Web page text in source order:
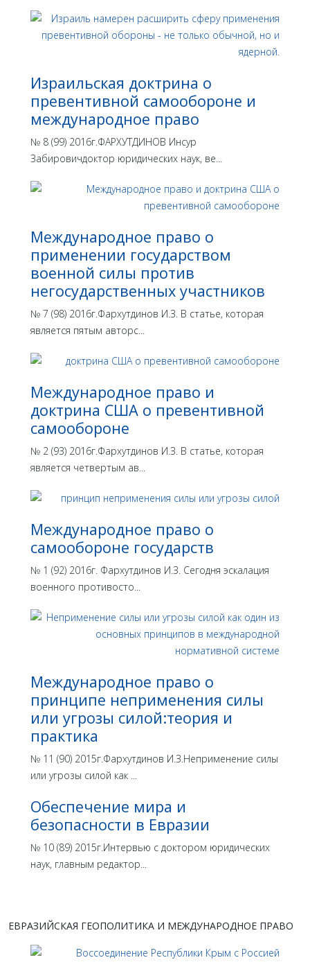
Израильская доктрина o
превентивной самообороне и
международное право
№ 8 (99) 2016г.ФАРХУТДИНОВ Инсур
Забировичдоктор юридических наук, ве...
Международное право о
применении государством
военной силы против
негосударственных участников
№ 7 (98) 2016г.Фархутдинов И.З. В статье, которая
является пятым авторс...
Международное право и
доктрина США о превентивной
самообороне
№ 2 (93) 2016г.Фархутдинов И.З. В статье, которая
является четвертым ав...
Международное право о
самообороне государств
№ 1 (92) 2016г. Фархутдинов И.З. Сегодня эскалация
военного противосто...
Международное право о
принципе неприменения силы
или угрозы силой:теория и
практика
№ 11 (90) 2015г.Фархутдинов И.З.Неприменение силы
или угрозы силой как ...
Обеспечение мира и
безопасности в Евразии
№ 10 (89) 2015г.Интервью с доктором юридических
наук, главным редактор...
ЕВРАЗИЙСКАЯ ГЕОПОЛИТИКА И МЕЖДУНАРОДНОЕ ПРАВО